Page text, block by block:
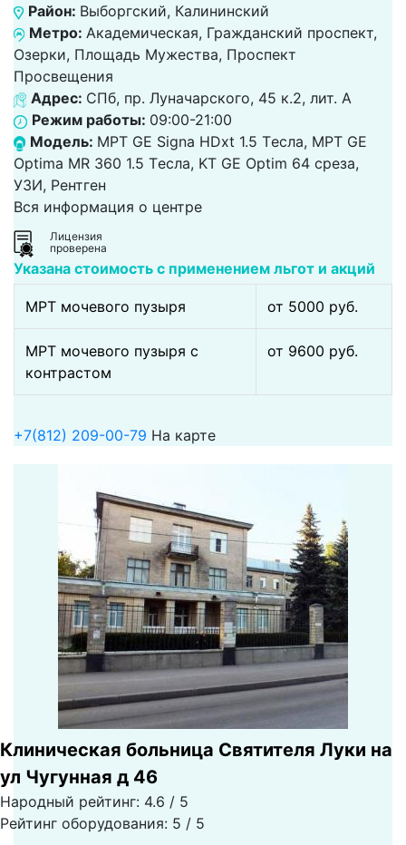
Район: Выборгский, Калининский
Метро: Академическая, Гражданский проспект,
Озерки, Площадь Мужества, Проспект
Просвещения
Адрес: СПб, пр. Луначарского, 45 к.2, лит. А
Режим работы: 09:00-21:00
Модель: МРТ GE Signa HDxt 1.5 Tесла, МРТ GE
Optima MR 360 1.5 Tесла, KT GE Optim 64 среза,
УЗИ, Рентген
Вся информация о центре
Лицензия
проверена
Указана стоимость с применением льгот и акций
МРТ мочевого пузыря от 5000 pуб.
МРТ мочевого пузыря с
контрастом
от 9600 pуб.
+7(812) 209-00-79 На карте
Клиническая больница Святителя Луки на
ул Чугунная д 46
Народный рейтинг: 4.6 / 5
Рейтинг оборудования: 5 / 5